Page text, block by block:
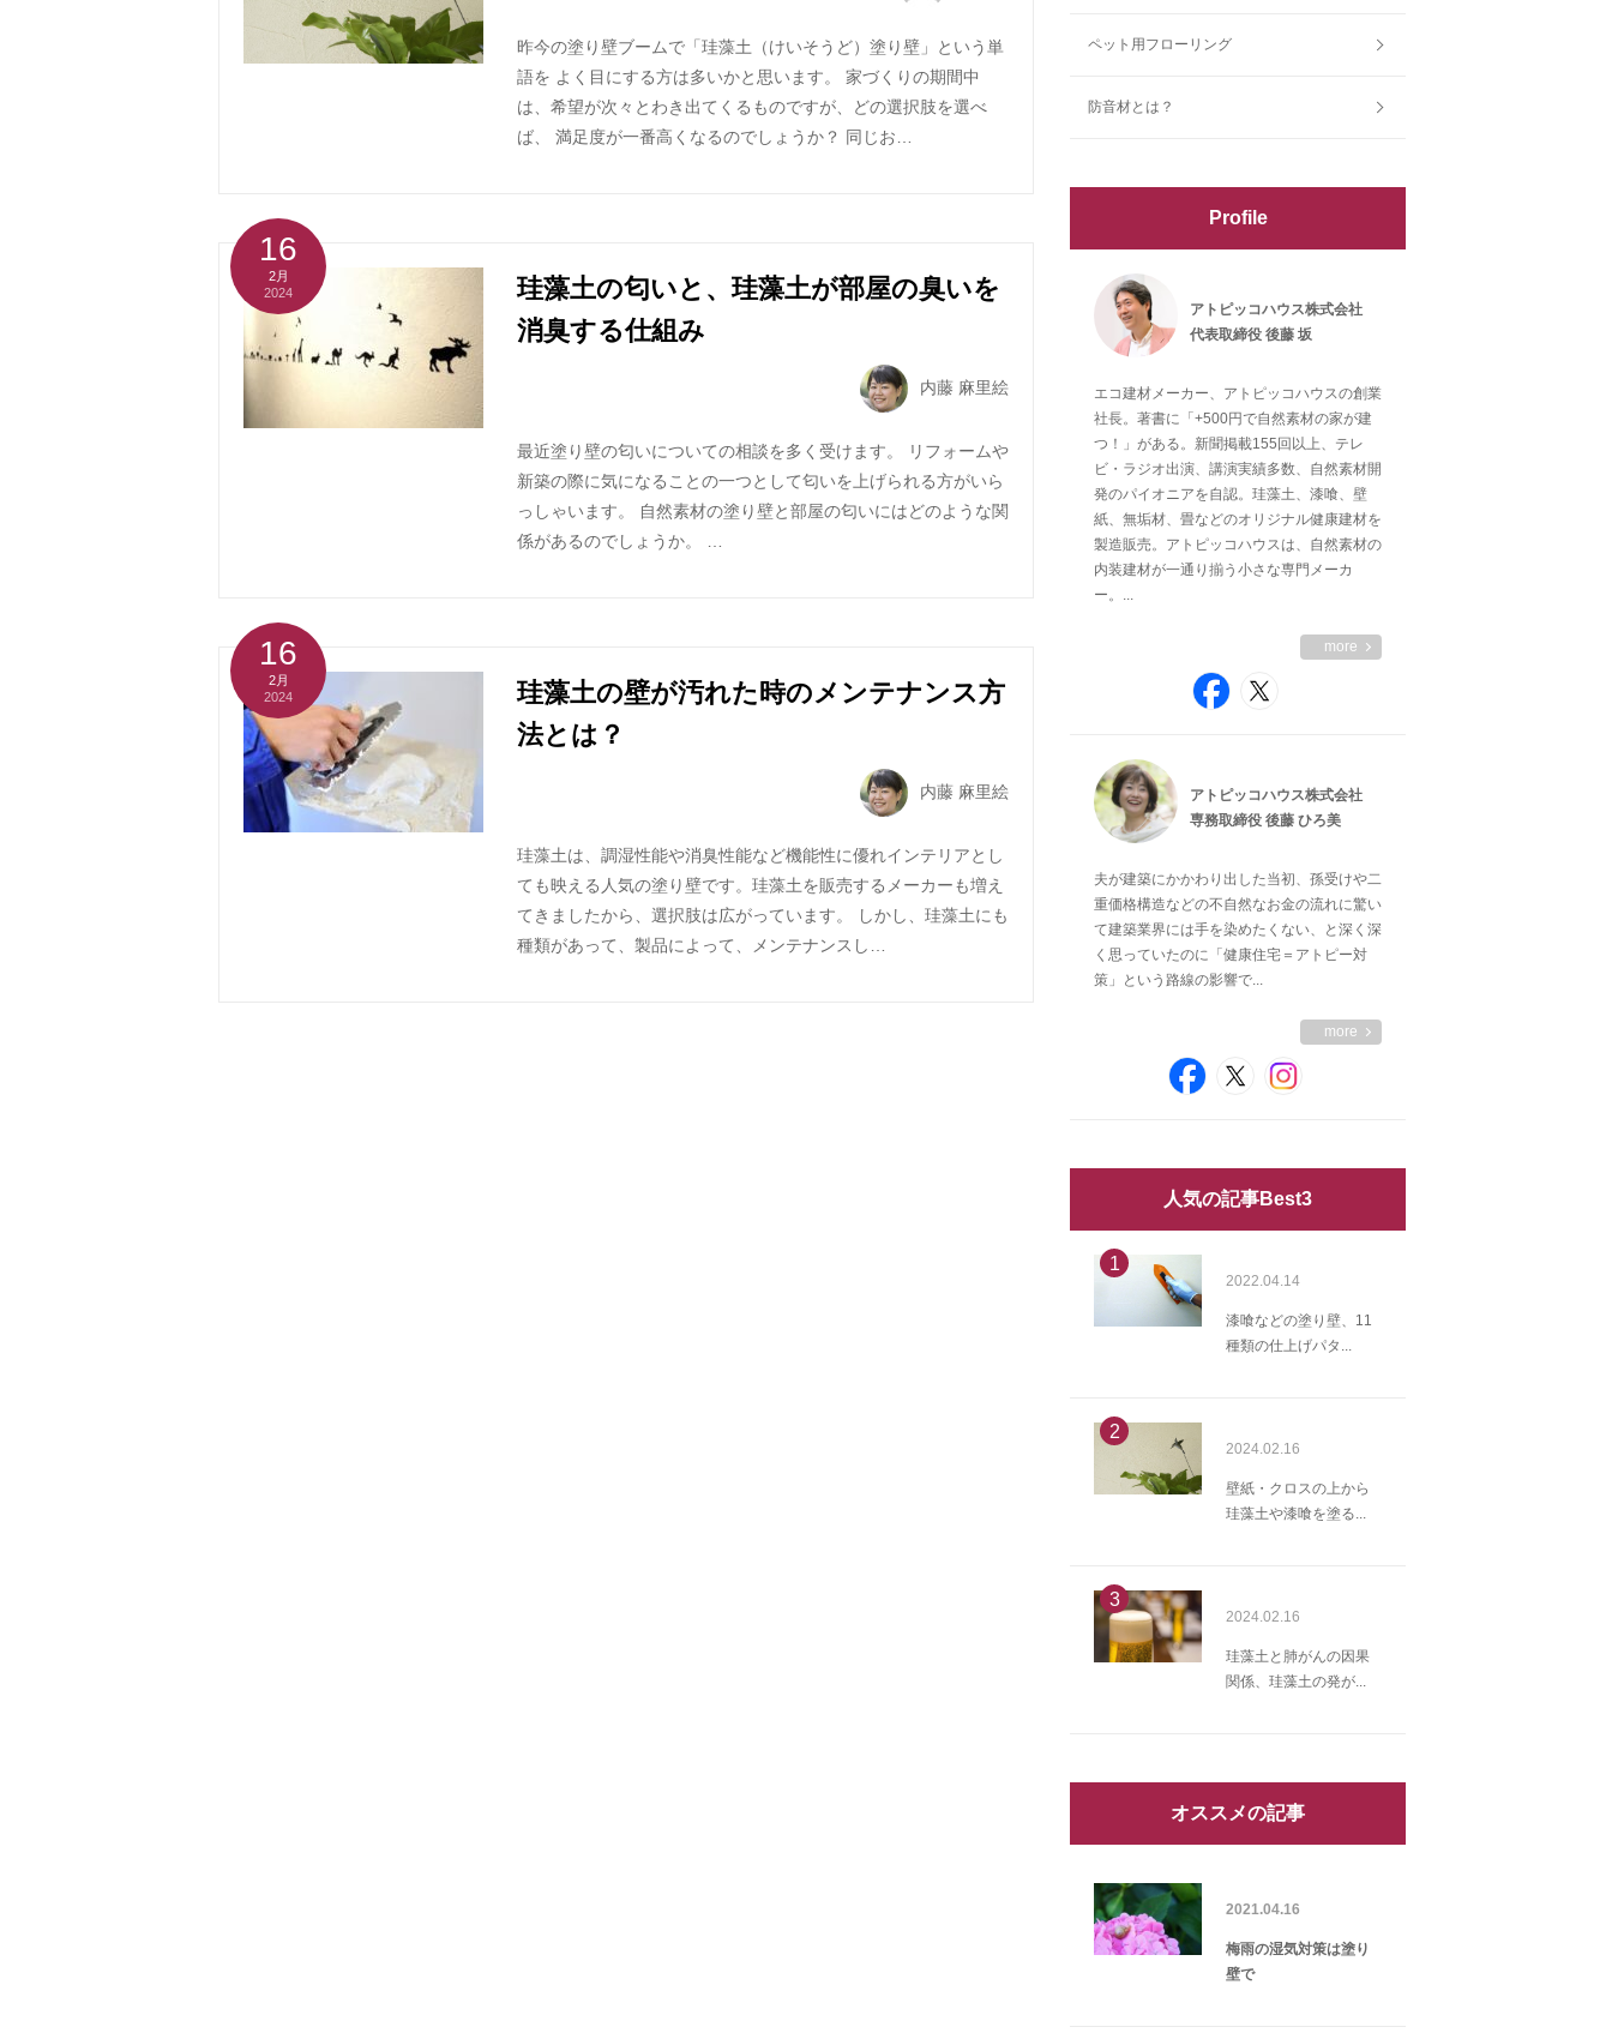
昨今の塗り壁ブームで「珪藻土（けいそうど）塗り壁」という単
語を よく目にする方は多いかと思います。 家づくりの期間中
は、希望が次々とわき出てくるものですが、どの選択肢を選べ
ば、 満足度が一番高くなるのでしょうか？ 同じお…
16
2月
2024
珪藻土の匂いと、珪藻土が部屋の臭いを
消臭する仕組み
内藤 麻里絵
最近塗り壁の匂いについての相談を多く受けます。 リフォームや
新築の際に気になることの一つとして匂いを上げられる方がいら
っしゃいます。 自然素材の塗り壁と部屋の匂いにはどのような関
係があるのでしょうか。 …
16
2月
2024
珪藻土の壁が汚れた時のメンテナンス方
法とは？
内藤 麻里絵
珪藻土は、調湿性能や消臭性能など機能性に優れインテリアとし
ても映える人気の塗り壁です。珪藻土を販売するメーカーも増え
てきましたから、選択肢は広がっています。 しかし、珪藻土にも
種類があって、製品によって、メンテナンスし…
ペット用フローリング
防音材とは？
Profile
アトピッコハウス株式会社
代表取締役 後藤 坂
エコ建材メーカー、アトピッコハウスの創業
社長。著書に「+500円で自然素材の家が建
つ！」がある。新聞掲載155回以上、テレ
ビ・ラジオ出演、講演実績多数、自然素材開
発のパイオニアを自認。珪藻土、漆喰、壁
紙、無垢材、畳などのオリジナル健康建材を
製造販売。アトピッコハウスは、自然素材の
内装建材が一通り揃う小さな専門メーカ
ー。...
more
アトピッコハウス株式会社
専務取締役 後藤 ひろ美
夫が建築にかかわり出した当初、孫受けや二
重価格構造などの不自然なお金の流れに驚い
て建築業界には手を染めたくない、と深く深
く思っていたのに「健康住宅＝アトピー対
策」という路線の影響で...
more
人気の記事Best3
1
2022.04.14
漆喰などの塗り壁、11
種類の仕上げパタ...
2
2024.02.16
壁紙・クロスの上から
珪藻土や漆喰を塗る...
3
2024.02.16
珪藻土と肺がんの因果
関係、珪藻土の発が...
オススメの記事
2021.04.16
梅雨の湿気対策は塗り
壁で